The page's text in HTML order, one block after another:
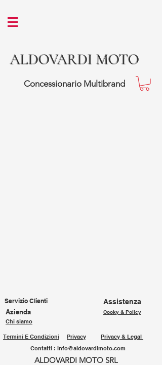
ALDOVARDI MOTO
Concessionario Multibrand
Servizio Clienti
Assistenza
Azienda
Cooky & Policy
Chi siamo
Privacy & Legal
Privacy
Termini E Condizioni
Contatti : info@aldovardimoto.com
ALDOVARDI MOTO SRL